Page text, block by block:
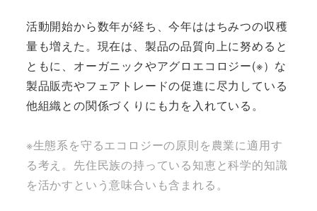
活動開始から数年が経ち、今年ははちみつの収穫
量も増えた。現在は、製品の品質向上に努めると
ともに、オーガニックやアグロエコロジー(※）な
製品販売やフェアトレードの促進に尽力している
他組織との関係づくりにも力を入れている。
※生態系を守るエコロジーの原則を農業に適用す
る考え。先住民族の持っている知恵と科学的知識
を活かすという意味合いも含まれる。